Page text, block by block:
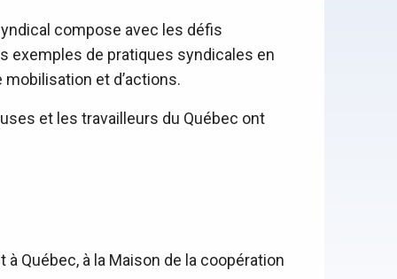
compose avec les défis
exemples de pratiques syndicales en
et d’actions.
et les travailleurs du Québec ont
Québec, à la Maison de la coopération